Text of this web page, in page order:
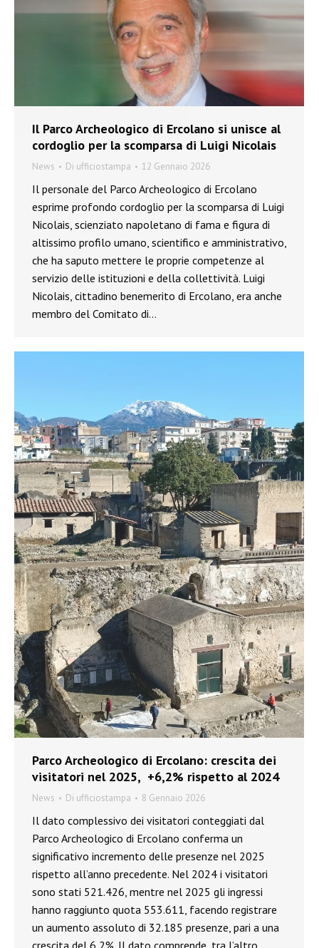
Il Parco Archeologico di Ercolano si unisce al
cordoglio per la scomparsa di Luigi Nicolais
News Di ufficiostampa 12 Gennaio 2026
Il personale del Parco Archeologico di Ercolano
esprime profondo cordoglio per la scomparsa di Luigi
Nicolais, scienziato napoletano di fama e figura di
altissimo profilo umano, scientifico e amministrativo,
che ha saputo mettere le proprie competenze al
servizio delle istituzioni e della collettività. Luigi
Nicolais, cittadino benemerito di Ercolano, era anche
membro del Comitato di…
Parco Archeologico di Ercolano: crescita dei
visitatori nel 2025, +6,2% rispetto al 2024
News Di ufficiostampa 8 Gennaio 2026
Il dato complessivo dei visitatori conteggiati dal
Parco Archeologico di Ercolano conferma un
significativo incremento delle presenze nel 2025
rispetto all’anno precedente. Nel 2024 i visitatori
sono stati 521.426, mentre nel 2025 gli ingressi
hanno raggiunto quota 553.611, facendo registrare
un aumento assoluto di 32.185 presenze, pari a una